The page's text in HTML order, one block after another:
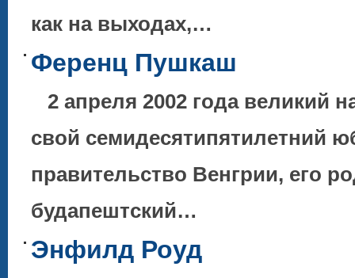
как на выходах,…
Ференц Пушкаш
2 апреля 2002 года великий
свой семидесятипятилетний
правительство Венгрии, его
будапештский…
Энфилд Роуд